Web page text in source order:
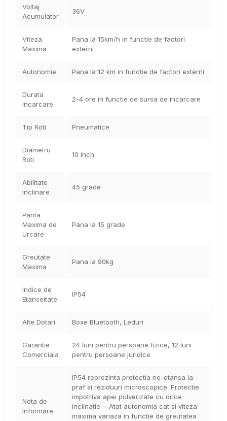
Voltaj
Acumulator
36V
Viteza
Maxima
Pana la 15km/h in functie de factori
externi
Autonomie Pana la 12 km in functie de factori externi
Durata
Incarcare
2-4 ore in functie de sursa de incarcare
Tip Roti Pneumatice
Diametru
Roti
10 Inch
Abilitate
Inclinare
45 grade
Panta
Maxima de
Urcare
Pana la 15 grade
Greutate
Maxima
Pana la 90kg
Indice de
Etanseitate
IP54
Alte Dotari Boxe Bluetooth, Leduri
Garantie
Comerciala
24 luni pentru persoane fizice, 12 luni
pentru persoane juridice
Nota de
Informare
IP54 reprezinta protectia ne-etansa la
praf si reziduuri microscopice. Protectie
impotriva apei pulverizate cu orice
inclinatie. - Atat autonomia cat si viteza
maxima variaza in functie de greutatea